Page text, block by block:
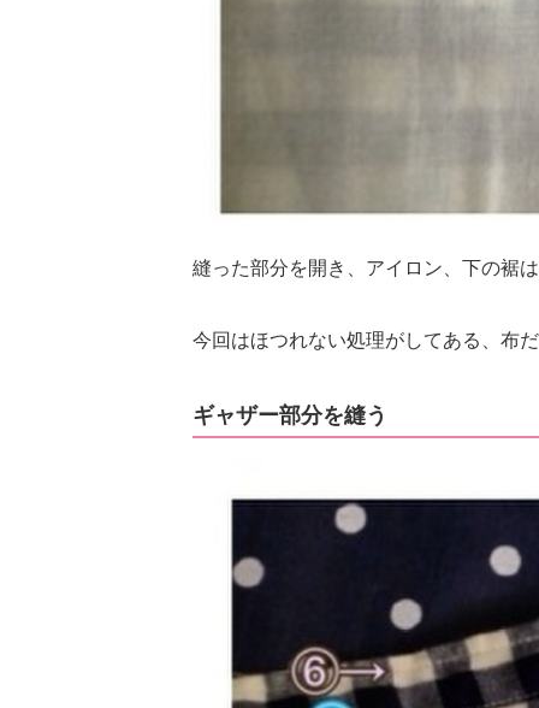
縫った部分を開き、アイロン、下の裾
今回はほつれない処理がしてある、布
ギャザー部分を縫う